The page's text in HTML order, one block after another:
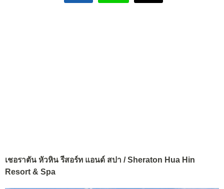
เชอราตัน หัวหิน รีสอร์ท แอนด์ สปา / Sheraton Hua Hin
Resort & Spa